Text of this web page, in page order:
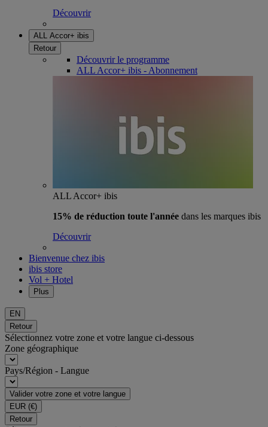
Découvrir
ALL Accor+ ibis
Retour
Découvrir le programme
ALL Accor+ ibis - Abonnement
ALL Accor+ ibis
15% de réduction toute l'année dans les marques ibis
Découvrir
Bienvenue chez ibis
ibis store
Vol + Hotel
Plus
EN
Retour
Sélectionnez votre zone et votre langue ci-dessous
Zone géographique
Pays/Région - Langue
Valider votre zone et votre langue
EUR (€)
Retour